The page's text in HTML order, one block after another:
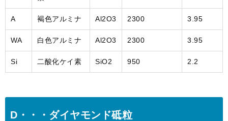
A 褐色アルミナ Al2O3 2300 3.95
WA 白色アルミナ Al2O3 2300 3.95
Si 二酸化ケイ素 SiO2 950 2.2
D・・・ダイヤモンド砥粒